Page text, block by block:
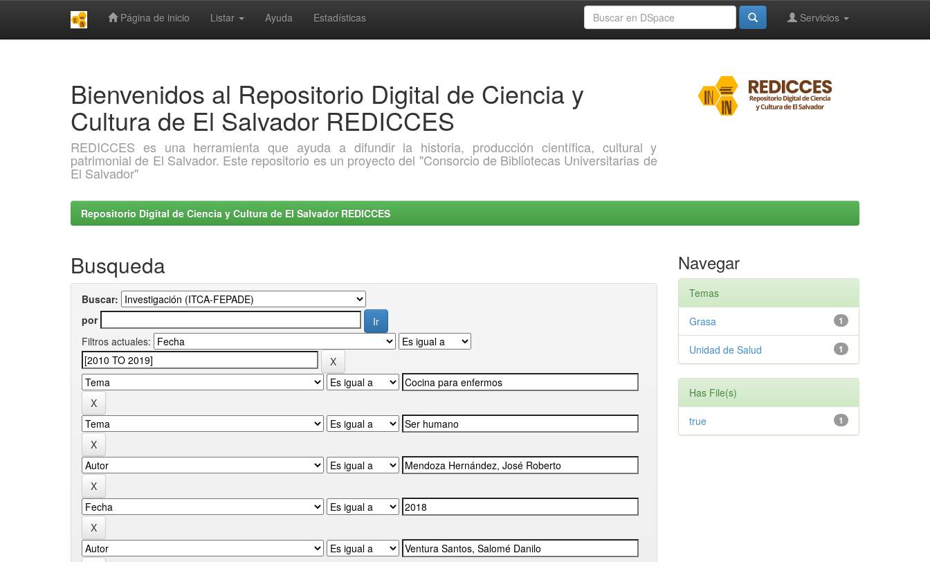
Página de inicio Listar Ayuda Estadísticas Servicios
Bienvenidos al Repositorio Digital de Ciencia y
Cultura de El Salvador REDICCES
REDICCES es una herramienta que ayuda a difundir la historia, producción científica, cultural y
patrimonial de El Salvador. Este repositorio es un proyecto del "Consorcio de Bibliotecas Universitarias de
El Salvador"
Repositorio Digital de Ciencia y Cultura de El Salvador REDICCES
Busqueda
Buscar:
por
Filtros actuales:
Navegar
Temas
1
Grasa
1
Unidad de Salud
Has File(s)
1
true